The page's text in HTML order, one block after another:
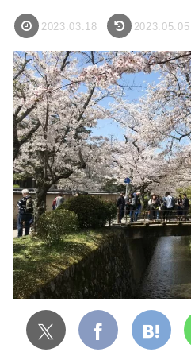
2023.03.18 2023.05.05